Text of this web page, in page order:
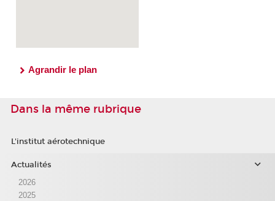
Agrandir le plan
Dans la même rubrique
L'institut aérotechnique
Actualités
2026
2025